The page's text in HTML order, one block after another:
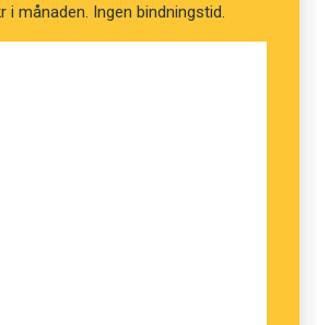
i månaden. Ingen bindningstid.